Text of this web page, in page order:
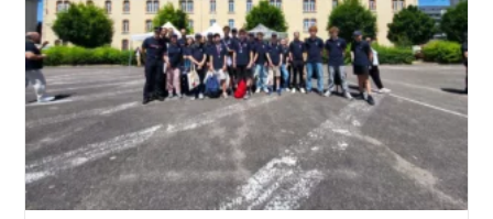
Quand la 4DEC2 devient
rédac’ chef
27 juin 2025 4DEC 3PM / Collège / Lycée Pro